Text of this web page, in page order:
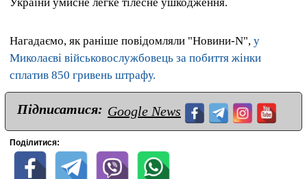
України умисне легке тілесне ушкодження.
Нагадаємо, як раніше повідомляли "Новини-N", у
Миколаєві військовослужбовець за побиття жінки
сплатив 850 гривень штрафу.
Підписатися: Google News
Поділитися: